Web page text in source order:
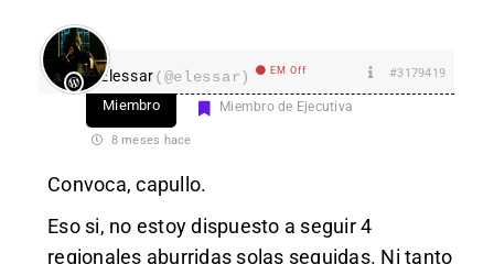
Elessar(@elessar) EM Off #3179419
Miembro Miembro de Ejecutiva
8 meses hace
Convoca, capullo.
Eso si, no estoy dispuesto a seguir 4
regionales aburridas solas seguidas. Ni tanto